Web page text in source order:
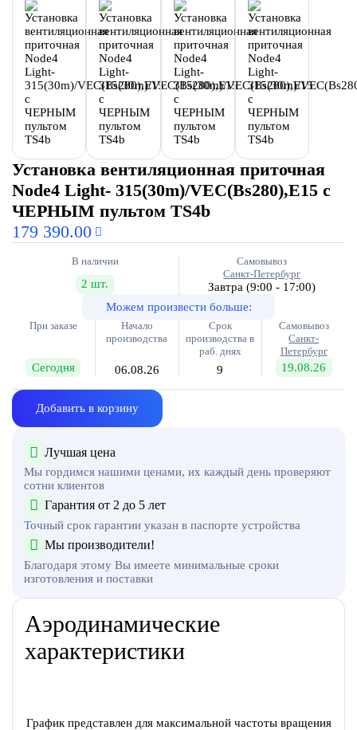
Установка вентиляционная приточная
Node4 Light- 315(30m)/VEC(Bs280),E15 с
ЧЕРНЫМ пультом TS4b
179 390.00
В наличии
2 шт.
Самовывоз
Санкт-Петербург
Завтра(9:00 - 17:00)
Можем произвести больше:
При заказе
Сегодня
Начало
производства
06.08.26
Срок
производства в
раб. днях
9
Самовывоз
Санкт-
Петербург
19.08.26
Добавить в корзину
Лучшая цена
Мы гордимся нашими ценами, их каждый день проверяют
сотни клиентов
Гарантия от 2 до 5 лет
Точный срок гарантии указан в паспорте устройства
Мы производители!
Благодаря этому Вы имеете минимальные сроки
изготовления и поставки
Аэродинамические
характеристики
График представлен для максимальной частоты вращения